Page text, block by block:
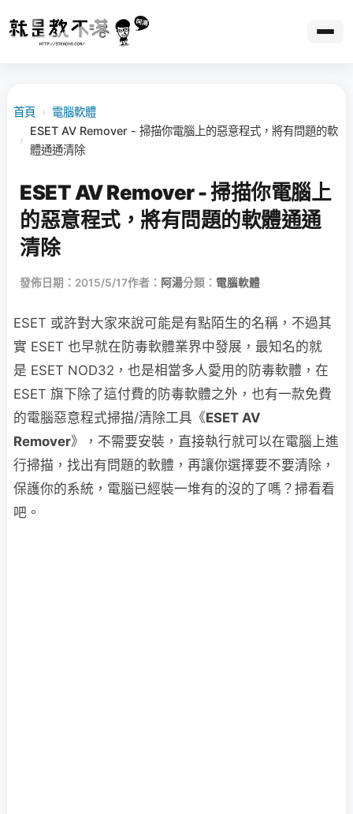
首頁 › 電腦軟體
›
ESET AV Remover - 掃描你電腦上的惡意程式，將有問題的軟
體通通清除
ESET AV Remover - 掃描你電腦上
的惡意程式，將有問題的軟體通通
清除
發佈日期：2015/5/17作者： 阿湯分類： 電腦軟體
ESET 或許對大家來說可能是有點陌生的名稱，不過其
實 ESET 也早就在防毒軟體業界中發展，最知名的就
是 ESET NOD32，也是相當多人愛用的防毒軟體，在
ESET 旗下除了這付費的防毒軟體之外，也有一款免費
的電腦惡意程式掃描/清除工具《ESET AV
Remover》，不需要安裝，直接執行就可以在電腦上進
行掃描，找出有問題的軟體，再讓你選擇要不要清除，
保護你的系統，電腦已經裝一堆有的沒的了嗎？掃看看
吧。